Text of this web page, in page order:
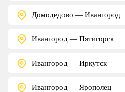
Домодедово — Ивангород
Ивангород — Пятигорск
Ивангород — Иркутск
Ивангород — Ярополец